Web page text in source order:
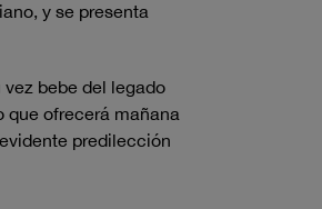
y se presenta
bebe del legado
que ofrecerá mañana
predilección